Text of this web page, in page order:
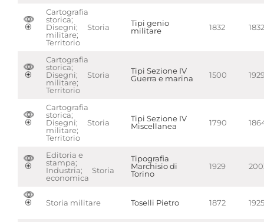
Cartografia
storica;
Disegni; Storia
militare;
Territorio
Tipi genio
militare
1832 1832
Cartografia
storica;
Disegni; Storia
militare;
Territorio
Tipi Sezione IV
Guerra e marina
1500
Cartografia
storica;
Disegni; Storia
militare;
Territorio
Tipi Sezione IV
Miscellanea
1790
Editoria e
stampa;
Industria; Storia
economica
Tipografia
Marchisio di
Torino
1929
Storia militare Toselli Pietro 1872 1925